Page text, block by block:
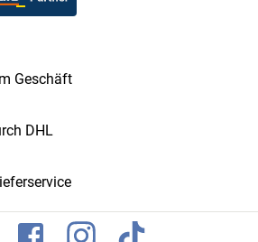
Geschäft
DHL